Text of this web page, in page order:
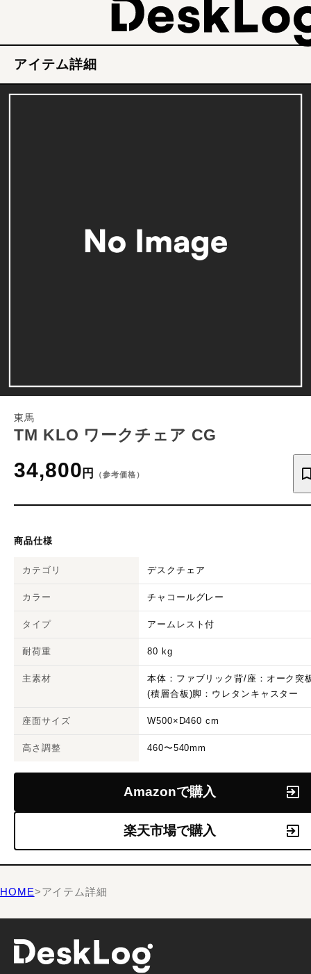
アイテム詳細
東馬
TM KLO ワークチェア CG
34,800 円 （参考価格）
商品仕様
カテゴリ デスクチェア
カラー チャコールグレー
タイプ アームレスト付
耐荷重 80 kg
主素材
本体：ファブリック背/座：オーク突
(積層合板)脚：ウレタンキャスター
座面サイズ W500×D460 cm
高さ調整 460〜540mm
Amazonで購入
楽天市場で購入
HOME>アイテム詳細